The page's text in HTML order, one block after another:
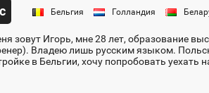
Бельгия Голландия
зовут Игорь, мне 28 лет, образование
Владею лишь русским языком.
в Бельгии, хочу попробовать уехать